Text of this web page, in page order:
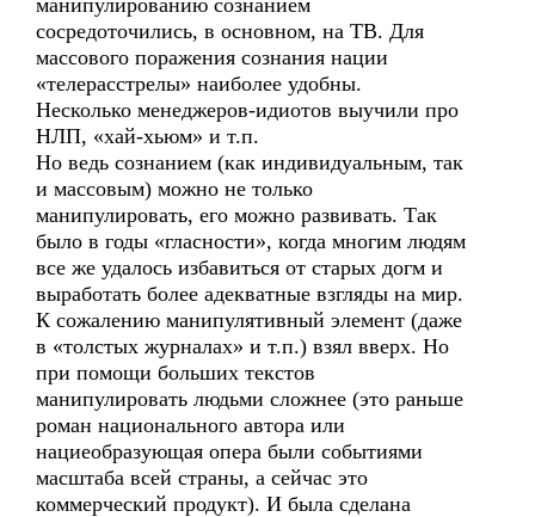
манипулированию сознанием
сосредоточились, в основном, на ТВ. Для
массового поражения сознания нации
«телерасстрелы» наиболее удобны.
Несколько менеджеров-идиотов выучили про
НЛП, «хай-хьюм» и т.п.
Но ведь сознанием (как индивидуальным, так
и массовым) можно не только
манипулировать, его можно развивать. Так
было в годы «гласности», когда многим людям
все же удалось избавиться от старых догм и
выработать более адекватные взгляды на мир.
К сожалению манипулятивный элемент (даже
в «толстых журналах» и т.п.) взял вверх. Но
при помощи больших текстов
манипулировать людьми сложнее (это раньше
роман национального автора или
нациеобразующая опера были событиями
масштаба всей страны, а сейчас это
коммерческий продукт). И была сделана